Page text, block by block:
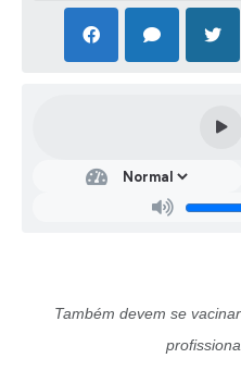
Também devem se